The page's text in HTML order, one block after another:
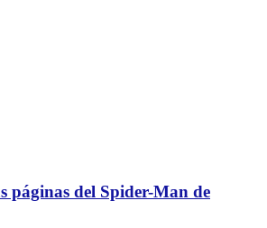
páginas del Spider-Man de